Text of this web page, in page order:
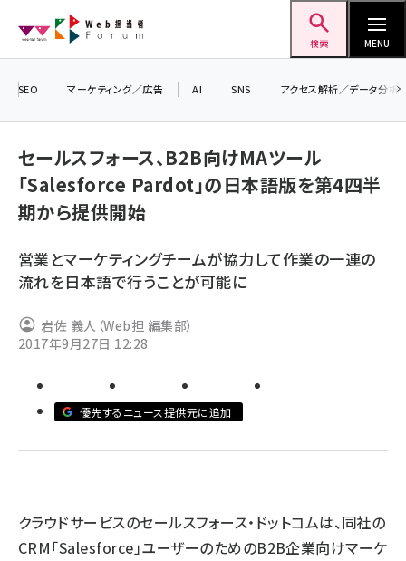
ン
検索 MENU
seo (3523)
youtube (2429)
セミナー (2303)
meo (1275)
SEO マーケティング／広告 AI SNS アクセス解析／データ分析
セールスフォース、B2B向けMAツール
「Salesforce Pardot」の日本語版を第4四半
期から提供開始
営業とマーケティングチームが協力して作業の一連の
流れを日本語で行うことが可能に
岩佐 義人（Web担 編集部）
2017年9月27日 12:28
優先するニュース提供元に追加
クラウドサービスのセールスフォース・ドットコムは、同社の
CRM「Salesforce」ユーザーのためのB2B企業向けマーケ
＼ 読
7月24
▼アン